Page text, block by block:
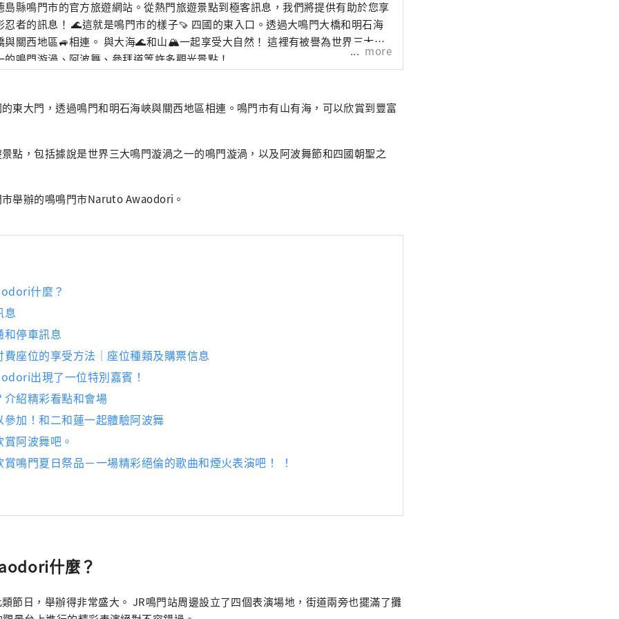
島縣鳴門市的官方旅遊網站。從熱門旅遊景點到極客訊息，我們將提供有助於您享
忍者的訊息！ 🌊這就是鳴門市的樣子🍠 四國的東入口。透過大鳴門大橋和明石海
與關西地區🚙相連。 與大海🌊和山🏔一起享受大自然！ 這裡有被譽為世界三大水
的鳴門漩渦、阿波舞、參拜道等許多觀光景點！
more
東大門，透過鳴門和明石海峽與關西地區相連。鳴門市有山有海，可以欣賞到豐富
點，包括據說是世界三大鳴門漩渦之一的鳴門漩渦，以及阿波舞節和四國朝聖之
舉辦的鳴鳴門市Naruto Awaodori。
什麼？
息
和停車訊息
費座位的享受方法｜座位種類及購票信息
出現了一位特別嘉賓！
介紹精彩看點和會場
參加！和二和蓮一起體驗阿波舞
阿波舞吧。
鳴門夏日祭品－一場精彩絕倫的歌曲和煙火表演吧！ ！
什麼？
節日，舉辦得非常盛大。 JR鳴門站周邊設立了四個表演場地，街道兩旁也擺滿了攤